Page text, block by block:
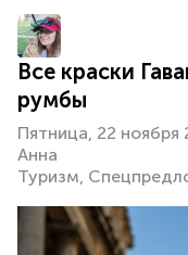
Все краски
румбы
Пятница, 22 ноября
Анна
Туризм